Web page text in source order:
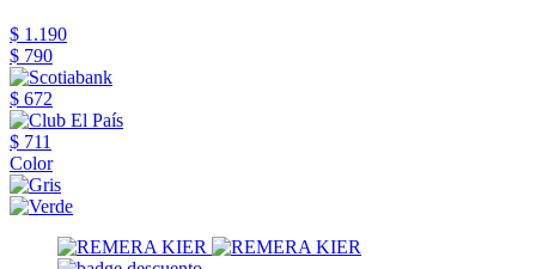
$ 1.190
$ 790
$ 672
$ 711
Color